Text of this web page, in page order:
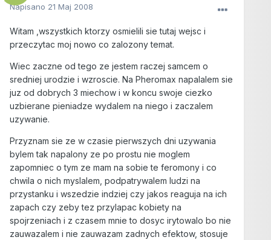
Napisano 21 Maj 2008
Witam ,wszystkich ktorzy osmielili sie tutaj wejsc i
przeczytac moj nowo co zalozony temat.
Wiec zaczne od tego ze jestem raczej samcem o
sredniej urodzie i wzroscie. Na Pheromax napalalem sie
juz od dobrych 3 miechow i w koncu swoje ciezko
uzbierane pieniadze wydalem na niego i zaczalem
uzywanie.
Przyznam sie ze w czasie pierwszych dni uzywania
bylem tak napalony ze po prostu nie moglem
zapomniec o tym ze mam na sobie te feromony i co
chwila o nich myslalem, podpatrywalem ludzi na
przystanku i wszedzie indziej czy jakos reaguja na ich
zapach czy zeby tez przylapac kobiety na
spojrzeniach i z czasem mnie to dosyc irytowalo bo nie
zauwazalem i nie zauwazam zadnych efektow, stosuje